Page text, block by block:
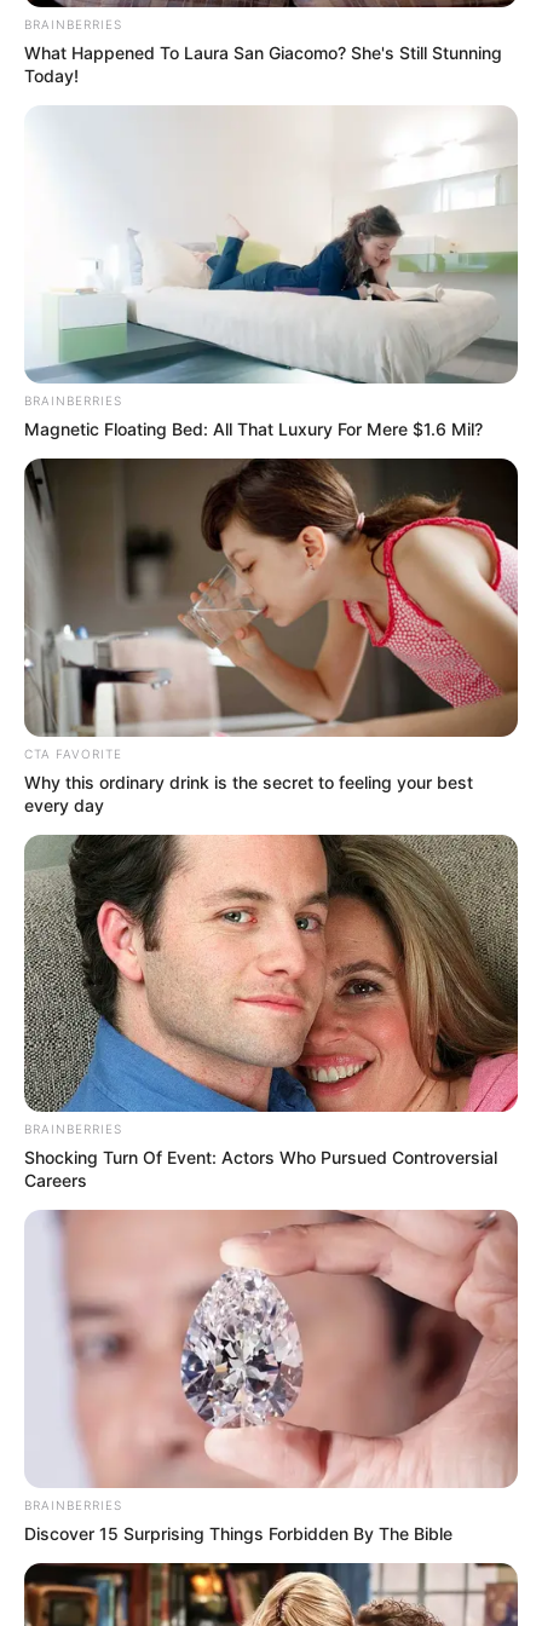
παραλία κοντά στη Χαλκίδα
Τραγωδία έξω από τη Χαλκίδα με νεκρό άντρα
Google
ΤΑ ΠΙΟ ΔΗΜΟΦΙΛΗ
BRAINBERRIES
What Happened To Laura San Giacomo? She's Still Stunning
Today!
BRAINBERRIES
Magnetic Floating Bed: All That Luxury For Mere $1.6 Mil?
CTA FAVORITE
Why this ordinary drink is the secret to feeling your best
every day
BRAINBERRIES
Shocking Turn Of Event: Actors Who Pursued Controversial
Careers
BRAINBERRIES
Discover 15 Surprising Things Forbidden By The Bible